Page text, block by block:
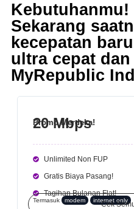
Kebutuhanmu!
Sekarang
kecepatan
ultra cepat
MyRepublic
Promo Merdeka!
20 Mbps
Unlimited Non FUP
Gratis Biaya Pasang!
Tagihan Bulanan Flat!
Termasuk modem internet only
Cek